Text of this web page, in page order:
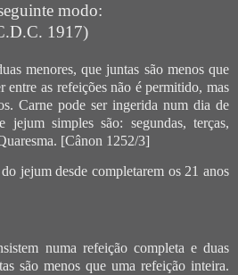
modo:
1917)
menores, que juntas são menos que
entre as refeições não é permitido, mas
Carne pode ser ingerida num dia de
jejum simples são: segundas, terças,
[Cânon 1252/3]
jejum desde completarem os 21 anos
numa refeição completa e duas
são menos que uma refeição inteira.